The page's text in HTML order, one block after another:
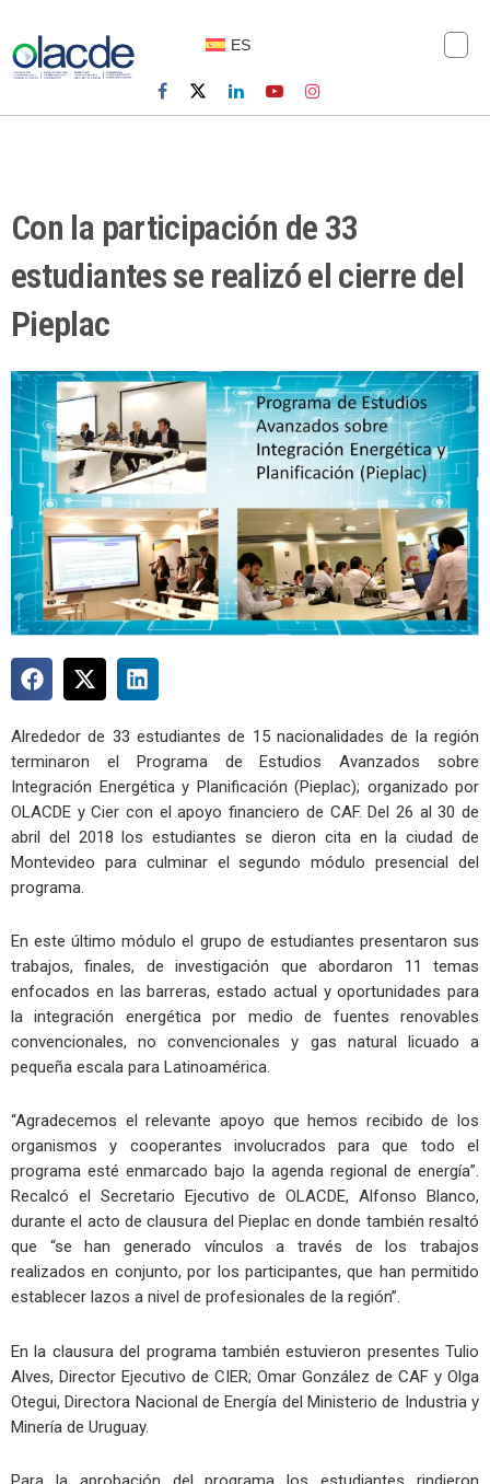
ES
Con la participación de 33
estudiantes se realizó el cierre del
Pieplac
Alrededor de 33 estudiantes de 15 nacionalidades de la región
terminaron el Programa de Estudios Avanzados sobre
Integración Energética y Planificación (Pieplac); organizado por
OLACDE y Cier con el apoyo financiero de CAF. Del 26 al 30 de
abril del 2018 los estudiantes se dieron cita en la ciudad de
Montevideo para culminar el segundo módulo presencial del
programa.
En este último módulo el grupo de estudiantes presentaron sus
trabajos, finales, de investigación que abordaron 11 temas
enfocados en las barreras, estado actual y oportunidades para
la integración energética por medio de fuentes renovables
convencionales, no convencionales y gas natural licuado a
pequeña escala para Latinoamérica.
“Agradecemos el relevante apoyo que hemos recibido de los
organismos y cooperantes involucrados para que todo el
programa esté enmarcado bajo la agenda regional de energía”.
Recalcó el Secretario Ejecutivo de OLACDE, Alfonso Blanco,
durante el acto de clausura del Pieplac en donde también resaltó
que “se han generado vínculos a través de los trabajos
realizados en conjunto, por los participantes, que han permitido
establecer lazos a nivel de profesionales de la región”.
En la clausura del programa también estuvieron presentes Tulio
Alves, Director Ejecutivo de CIER; Omar González de CAF y Olga
Otegui, Directora Nacional de Energía del Ministerio de Industria y
Minería de Uruguay.